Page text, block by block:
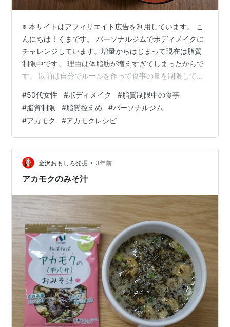
※ 本サイトはアフィリエイト広告を利用しています。 こ
んにちは！くまです。 パーソナルジムでボディメイクに
チャレンジしています。増量からはじまって現在は脂質
制限中です。 理由は体脂肪が増えすぎてしまったからで
す。 以前は自分でルールを作って食事の量を制限してい
体型が変わってしまいました。 カラカラに渇いたスポン
ジに水をかけると水を吸収してパンパンになりますよ
ね、、そんな状態です。鏡の前で自身の姿を見て、「な
んじゃこりゃあ〜！！！」思わず叫んでしまいました。
ボディメイクの目標は、しなやかなボディラインと程よ
く筋肉をつけることです。目標達成の為に…
#50代女性 #ボディメイク #脂質制限中の食事
#脂質制限 #脂質控えめ #パーソナルジム
#アカモク #アカモクレシピ
金沢おもしろ発掘 • 3年前
アカモクのみそ汁